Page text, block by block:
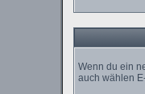
Wenn du ein
auch wählen